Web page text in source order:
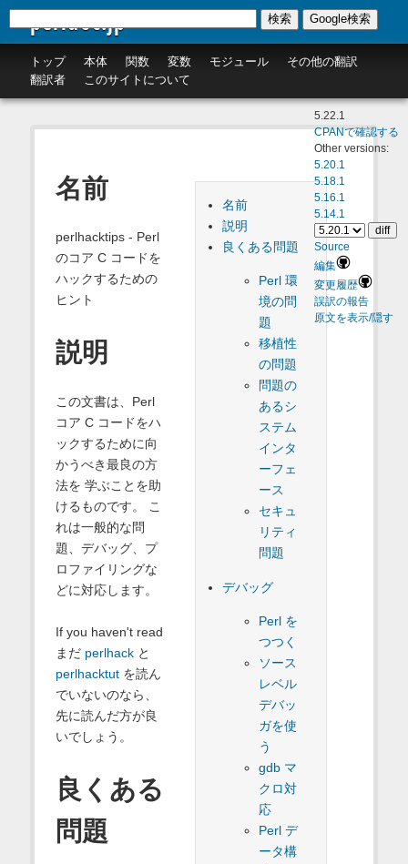
perldoc.jp
トップ 本体 関数 変数 モジュール
その他の翻訳
翻訳者
このサイトについて
検索 Google検索
5.22.1
CPANで確認する
Other versions:
5.20.1
5.18.1
5.16.1
5.14.1
Source
編集
変更履歴
誤訳の報告
原文を表示/隠す
名前
説明
良くある問題
Perl 環
境の問
題
移植性
の問題
問題の
あるシ
ステム
インタ
ーフェ
ース
セキュ
リティ
問題
デバッグ
Perl を
つつく
ソース
レベル
デバッ
ガを使
う
gdb マ
クロ対
応
Perl デ
ータ構
名前
perlhacktips - Perl
のコア C コードを
ハックするための
ヒント
説明
この文書は、Perl
コア C コードをハ
ックするために向
かうべき最良の方
法を 学ぶことを助
けるものです。 こ
れは一般的な問
題、デバッグ、プ
ロファイリングな
どに対応します。
If you haven't read
まだ perlhackと
perlhacktutを読ん
でいないのなら、
先に読んだ方が良
いでしょう。
良くある
問題